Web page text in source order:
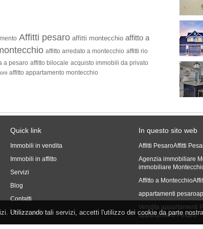
Affitti pesaro affitti montecchio affitto a
affitto arredato a montecchio affitti rio
a pesaro affitto bilocale acquisto immobili da privato
affitto appartamento montecchio
Quick link
Immobili in vendita
Immobili in affitto
Servizi
Blog
Contatti
Privacy policy
In questo sito web
Affitti PesaroAffitti
Agenzia immobiliare
immobiliare
Affitto a Montecchio
appartamenti pesaro
Vendita appartamenti
appartamenti Pesaro
Utilizzando tali servizi, accetti l'utilizzo dei cookie da parte